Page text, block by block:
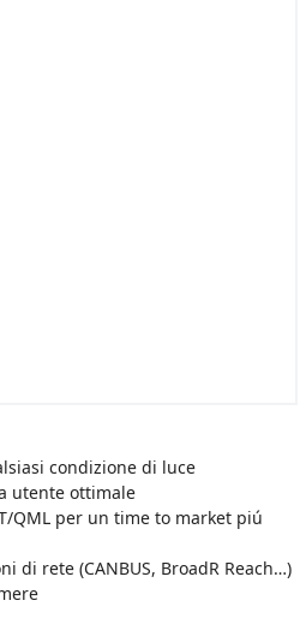
condizione di luce
utente ottimale
QML per un time to market piú
di rete (CANBUS, BroadR Reach…)